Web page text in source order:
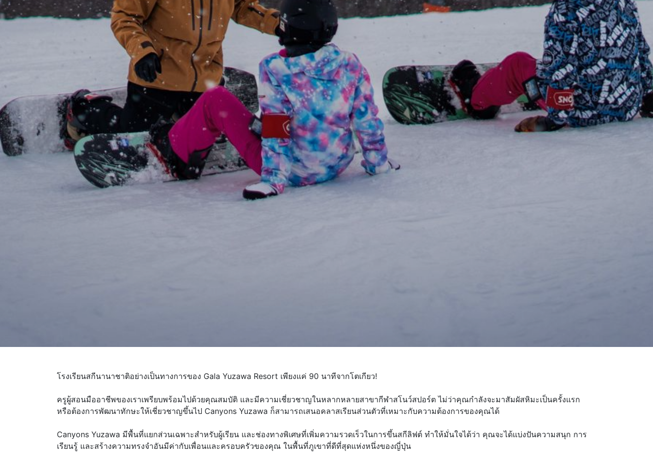
โรงเรียนสกีนานาชาติอย่างเป็นทางการของ Gala Yuzawa Resort เพียงแค่ 90 นาทีจากโตเกียว!
ครูผู้สอนมืออาชีพของเราเพรียบพร้อมไปด้วยคุณสมบัติ และมีความเชี่ยวชาญในหลากหลายสาขากีฬาสโนว์สปอร์ต ไม่ว่าคุณกำลังจะมาสัมผัสหิมะเป็นครั้งแรก
หรือต้องการพัฒนาทักษะให้เชี่ยวชาญขึ้นไป Canyons Yuzawa ก็สามารถเสนอคลาสเรียนส่วนตัวที่เหมาะกับความต้องการของคุณได้
Canyons Yuzawa มีพื้นที่แยกส่วนเฉพาะสำหรับผู้เรียน และช่องทางพิเศษที่เพิ่มความรวดเร็วในการขึ้นสกีลิฟต์ ทำให้มั่นใจได้ว่า คุณจะได้แบ่งปันความสนุก การ
เรียนรู้ และสร้างความทรงจำอันมีค่ากับเพื่อนและครอบครัวของคุณ ในพื้นที่ภูเขาที่ดีที่สุดแห่งหนึ่งของญี่ปุ่น